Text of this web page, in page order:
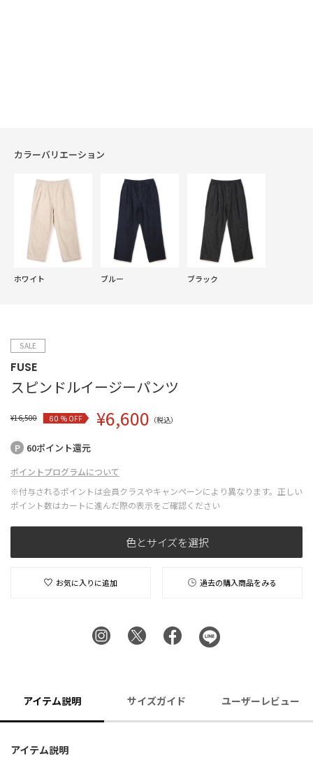
カラーバリエーション
ホワイト ブルー ブラック
SALE
FUSE
スピンドルイージーパンツ
¥16,500 60% OFF ¥6,600 （税込）
60ポイント還元
ポイントプログラムについて
※付与されるポイントは会員クラスやキャンペーンにより異なります。正しい
ポイント数はカートに進んだ際の表示をご確認ください
色とサイズを選択
お気に入りに追加 過去の購入商品をみる
アイテム説明 サイズガイド ユーザーレビュー
アイテム説明